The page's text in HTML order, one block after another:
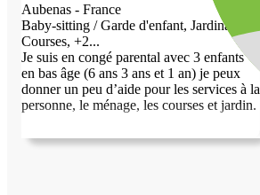
Aubenas - France
Baby-sitting / Garde d'enfant, Jardinage,
Courses, +2...
Je suis en congé parental avec 3 enfants
en bas âge (6 ans 3 ans et 1 an) je peux
donner un peu d’aide pour les services à la
personne, le ménage, les courses et jardin.